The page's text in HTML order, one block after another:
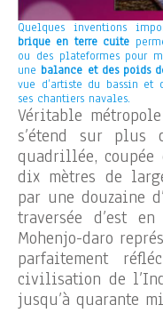
Quelques inventions
brique en terre cuite
ou des plateformes pour
une balance et des poids
vue d’artiste du bassin et
ses chantiers navales.
Véritable
s’étend sur plus
quadrillée,
dix mètres de
par une douzaine
traversée d’est
Mohenjo-daro
parfaitement
civilisation de
jusqu’à quarante